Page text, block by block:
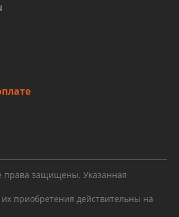
права защищены. Указанная
приобретения действительны на